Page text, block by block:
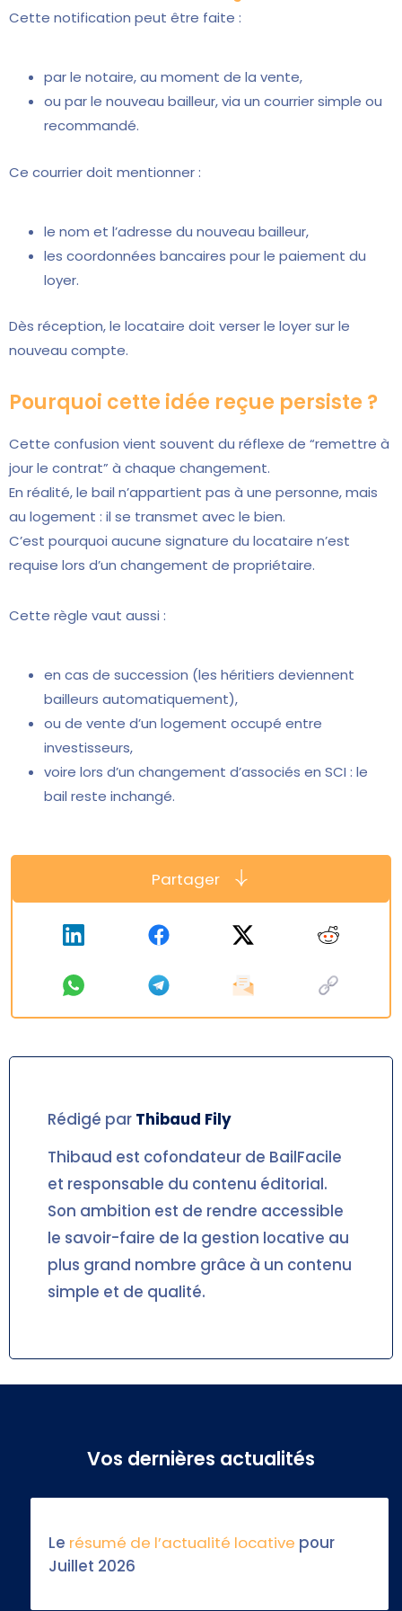
Cette notification peut être faite :
par le notaire, au moment de la vente,
ou par le nouveau bailleur, via un courrier simple ou
recommandé.
Ce courrier doit mentionner :
le nom et l’adresse du nouveau bailleur,
les coordonnées bancaires pour le paiement du
loyer.
Dès réception, le locataire doit verser le loyer sur le
nouveau compte.
Pourquoi cette idée reçue persiste ?
Cette confusion vient souvent du réflexe de “remettre à
jour le contrat” à chaque changement.
En réalité, le bail n’appartient pas à une personne, mais
au logement : il se transmet avec le bien.
C’est pourquoi aucune signature du locataire n’est
requise lors d’un changement de propriétaire.
Cette règle vaut aussi :
en cas de succession (les héritiers deviennent
bailleurs automatiquement),
ou de vente d’un logement occupé entre
investisseurs,
voire lors d’un changement d’associés en SCI : le
bail reste inchangé.
Partager
Rédigé par Thibaud Fily
Thibaud est cofondateur de BailFacile
et responsable du contenu éditorial.
Son ambition est de rendre accessible
le savoir-faire de la gestion locative au
plus grand nombre grâce à un contenu
simple et de qualité.
Vos dernières actualités
Le résumé de l’actualité locative pour
Juillet 2026